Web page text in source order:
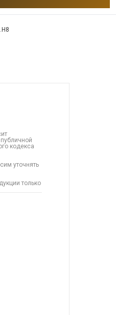
кодекса
уточнять
только